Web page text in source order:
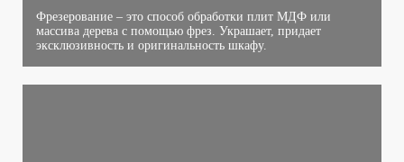
Фрезерование – это способ обработки плит МДФ или
массива дерева с помощью фрез. Украшает, придает
эксклюзивность и оригинальность шкафу.